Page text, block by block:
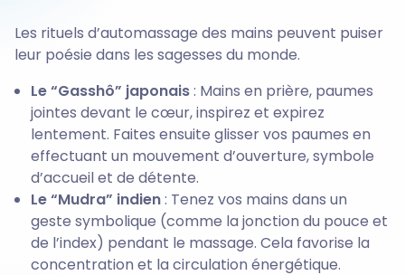
Les rituels d’automassage des mains peuvent puiser
leur poésie dans les sagesses du monde.
Le “Gasshô” japonais: Mains en prière, paumes
jointes devant le cœur, inspirez et expirez
lentement. Faites ensuite glisser vos paumes en
effectuant un mouvement d’ouverture, symbole
d’accueil et de détente.
Le “Mudra” indien: Tenez vos mains dans un
geste symbolique (comme la jonction du pouce et
de l’index) pendant le massage. Cela favorise la
concentration et la circulation énergétique.